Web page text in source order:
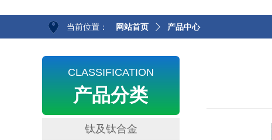
当前位置： 网站首页 ꄲ 产品中心
CLASSIFICATION
产品分类
钛及钛合金